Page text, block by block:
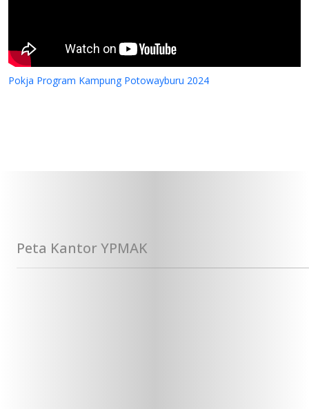
Pokja Program Kampung Potowayburu 2024
Peta Kantor YPMAK